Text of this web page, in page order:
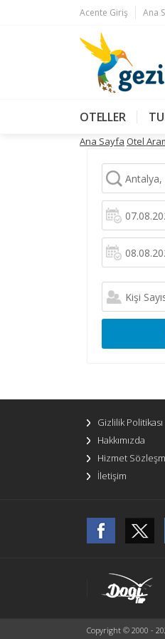
Acente Giriş Ana
OTELLER
Ana Sayfa Otel
Gizlilik Politikası
Hakkımızda
Hizmet
İletişim
Copyright © 2000 -